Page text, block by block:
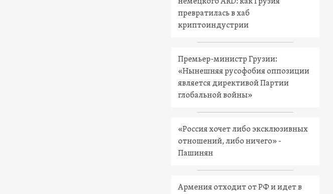
превратилась в хаб
криптоиндустрии
Премьер-министр Грузии:
«Нынешняя русофобия оппозиции
является директивой Партии
глобальной войны»
«Россия хочет либо эксклюзивных
отношений, либо ничего» -
Пашинян
Армения отходит от РФ и идет в